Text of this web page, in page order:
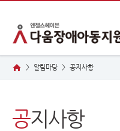
> 알림마당 > 공지사항
공지사항